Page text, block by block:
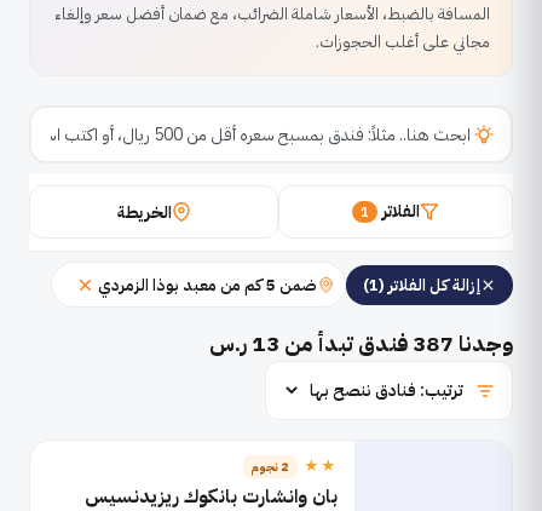
المسافة بالضبط، الأسعار شاملة الضرائب، مع ضمان أفضل سعر وإلغاء
مجاني على أغلب الحجوزات.
الفلاتر 1 الخريطة
إزالة كل الفلاتر (1) ضمن 5 كم من معبد بوذا الزمردي
وجدنا 387فندق تبدأ من 13 ر.س
★★ 2 نجوم
بان وانشارت بانكوك ريزيدنسيس